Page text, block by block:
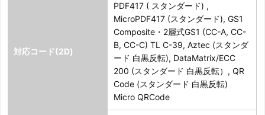
対応コード(2D)
PDF417 ( スタンダード) ,
MicroPDF417 (スタンダード), GS1
Composite・2層式GS1 (CC-A, CC-
B, CC-C) TL C-39, Aztec (スタンダ
ード 白黒反転), DataMatrix/ECC
200 (スタンダード 白黒反転）, QR
Code (スタンダード 白黒反転)
Micro QRCode